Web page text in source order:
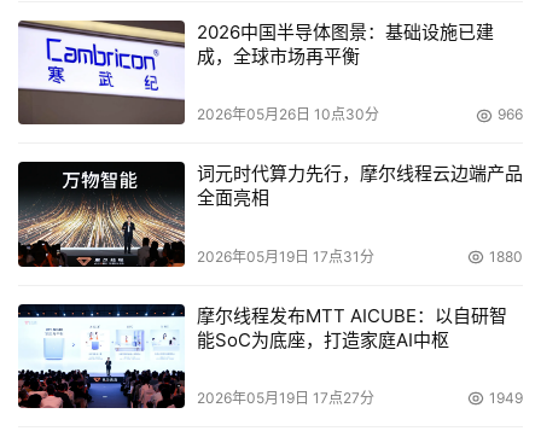
通信、超并行结构(Hyper Parallel Processing)、异构多核
等技术涌现。在2006年，人们期待这场体系结构创新的新
成果能显现出来。
2006年，基于内外网隔离、统一身份认证、访问控
制、分布式入侵检测、流量分析、应用层及传输层加密传输
协议、主动防护等技术，将催生一体化的服务器安全框架，
务器应用安全计算环境。
8.服务计算的应用模式更加明朗
网格计算、Web service技术、Thin client
computing、On-demand computing 、Utility
2026中国半导体图景：基础设施已建
成，全球市场再平衡
2026年05月26日 10点30分 966
词元时代算力先行，摩尔线程云边端产品
全面亮相
2026年05月19日 17点31分 1880
摩尔线程发布MTT AICUBE：以自研智
能SoC为底座，打造家庭AI中枢
2026年05月19日 17点27分 1949